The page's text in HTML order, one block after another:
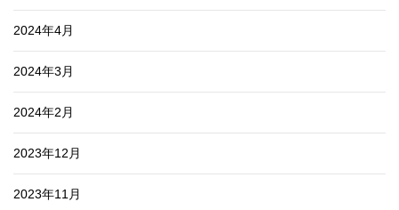
2024年4月
2024年3月
2024年2月
2023年12月
2023年11月